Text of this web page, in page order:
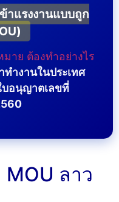
าแรงงานแบบถูก
ำงานในประเทศ
บอนุญาตเลขที่
ลาว